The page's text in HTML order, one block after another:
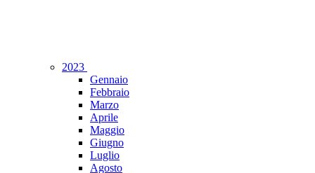
2023
Gennaio
Febbraio
Marzo
Aprile
Maggio
Giugno
Luglio
Agosto